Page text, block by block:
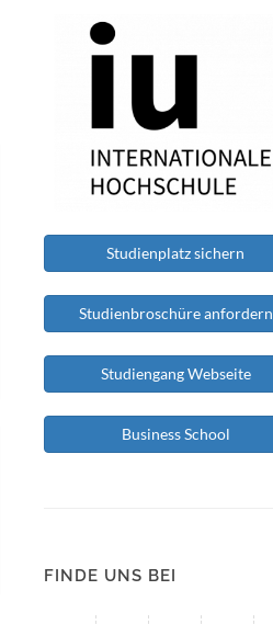
Studienplatz sichern
Studienbroschüre anfordern
Studiengang Webseite
Business School
FINDE UNS BEI